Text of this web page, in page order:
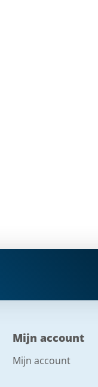
Mijn account
Mijn account